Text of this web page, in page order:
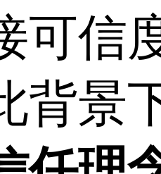
可信
背景